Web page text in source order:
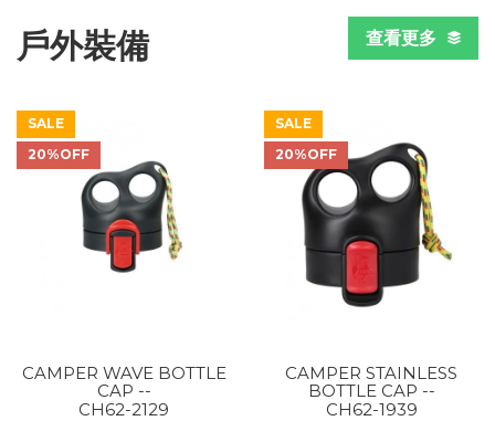
60% Off
戶外裝備 查看更多
SALE
20%OFF
CAMPER WAVE BOTTLE
CAP --
CH62-2129
SALE
20%OFF
CAMPER STAINLESS
BOTTLE CAP --
CH62-1939